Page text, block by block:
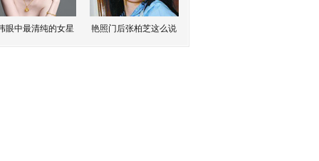
眼中最清纯的女星 艳照门后张柏芝这么说